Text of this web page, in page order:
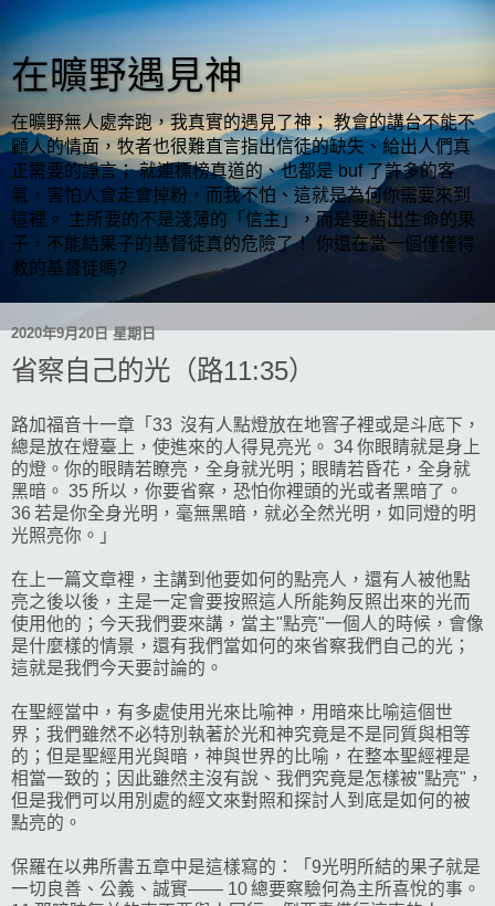
在曠野遇見神
在曠野無人處奔跑，我真實的遇見了神； 教會的講台不能不
顧人的情面，牧者也很難直言指出信徒的缺失、給出人們真
正需要的諍言； 就連標榜真道的、也都是 buf 了許多的客
氣，害怕人會走會掉粉，而我不怕、這就是為何你需要來到
這裡。 主所要的不是淺薄的「信主」，而是要結出生命的果
子，不能結果子的基督徒真的危險了！ 你還在當一個僅僅得
救的基督徒嗎?
2020年9月20日 星期日
省察自己的光（路11:35）
路加福音十一章「33 沒有人點燈放在地窨子裡或是斗底下，
總是放在燈臺上，使進來的人得見亮光。 34 你眼睛就是身上
的燈。你的眼睛若瞭亮，全身就光明；眼睛若昏花，全身就
黑暗。 35 所以，你要省察，恐怕你裡頭的光或者黑暗了。
36 若是你全身光明，毫無黑暗，就必全然光明，如同燈的明
光照亮你。」
在上一篇文章裡，主講到他要如何的點亮人，還有人被他點
亮之後以後，主是一定會要按照這人所能夠反照出來的光而
使用他的；今天我們要來講，當主"點亮"一個人的時候，會像
是什麼樣的情景，還有我們當如何的來省察我們自己的光；
這就是我們今天要討論的。
在聖經當中，有多處使用光來比喻神，用暗來比喻這個世
界；我們雖然不必特別執著於光和神究竟是不是同質與相等
的；但是聖經用光與暗，神與世界的比喻，在整本聖經裡是
相當一致的；因此雖然主沒有說、我們究竟是怎樣被"點亮"，
但是我們可以用別處的經文來對照和探討人到底是如何的被
點亮的。
保羅在以弗所書五章中是這樣寫的：「9光明所結的果子就是
一切良善、公義、誠實—— 10 總要察驗何為主所喜悅的事。